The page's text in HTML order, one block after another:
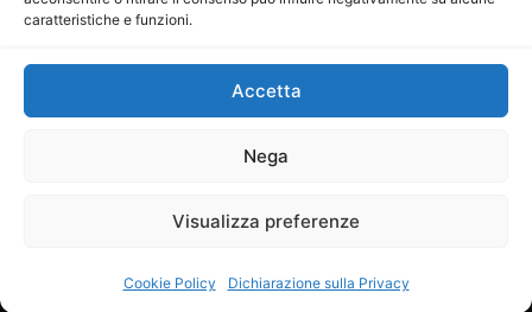
caratteristiche e funzioni.
Accetta
Nega
Visualizza preferenze
Cookie Policy Dichiarazione sulla Privacy
P.IVA: 06334930820
Mercurio Comunicazione Società Cooperativa a r.l. è
iscritta al Registro degli Operatori di Comunicazione al
Sito gestito daLa Digitale srl–info@ladigitale.it